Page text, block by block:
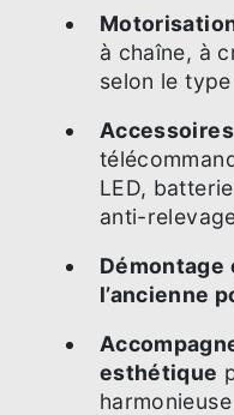
à chaîne, à
selon le
LED,
anti-
Démontage
l’ancienne
esthétique